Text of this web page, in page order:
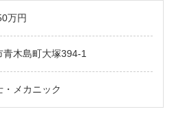
万円
木島町大塚394-1
・メカニック